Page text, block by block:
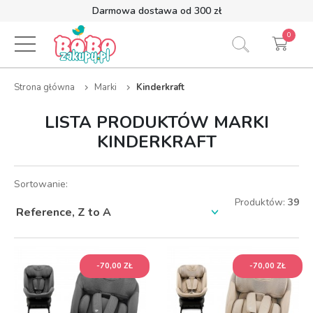
Darmowa dostawa od 300 zł
0
Strona główna Marki Kinderkraft
LISTA PRODUKTÓW MARKI
KINDERKRAFT
Sortowanie:
Produktów: 39
-70,00 ZŁ
-70,00 ZŁ -70,00 ZŁ
-70,00 ZŁ